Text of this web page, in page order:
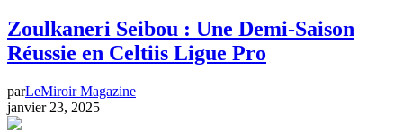
Zoulkaneri Seibou : Une Demi-Saison
Réussie en Celtiis Ligue Pro
parLeMiroir Magazine
janvier 23, 2025